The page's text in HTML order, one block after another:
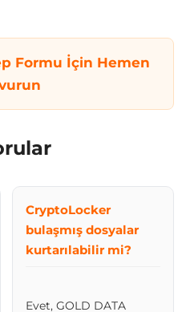
Formu İçin Hemen
CryptoLocker
bulaşmış dosyalar
kurtarılabilir mi?
Evet, GOLD DATA